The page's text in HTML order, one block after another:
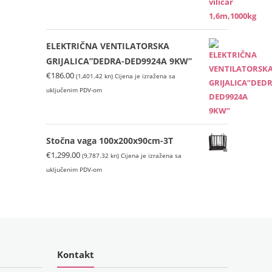
ELEKTRIČNA VENTILATORSKA
GRIJALICA”DEDRA-DED9924A 9KW”
€186.00 (1,401.42 kn) Cijena je izražena sa
uključenim PDV-om
Stočna vaga 100x200x90cm-3T
€1,299.00 (9,787.32 kn) Cijena je izražena sa
uključenim PDV-om
Kontakt